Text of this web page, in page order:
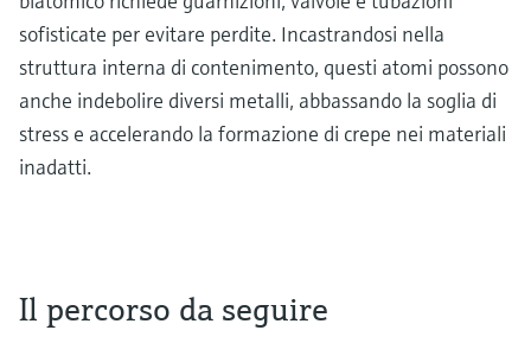
sofisticate per evitare perdite. Incastrandosi nella
struttura interna di contenimento, questi atomi possono
anche indebolire diversi metalli, abbassando la soglia di
stress e accelerando la formazione di crepe nei materiali
inadatti.
Il percorso da seguire